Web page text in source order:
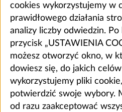
cookies wykorzystujemy w
prawidłowego działania
analizy liczby odwiedzin.
przycisk „USTAWIENIA
możesz otworzyć okno, w
dowiesz się, do jakich celów
wykorzystujemy pliki
potwierdzić swoje wybory.
od razu zaakceptować